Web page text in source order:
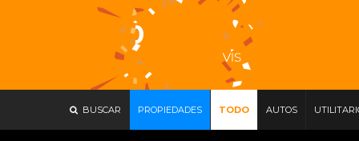
BUSCAR PROPIEDADES TODO AUTOS